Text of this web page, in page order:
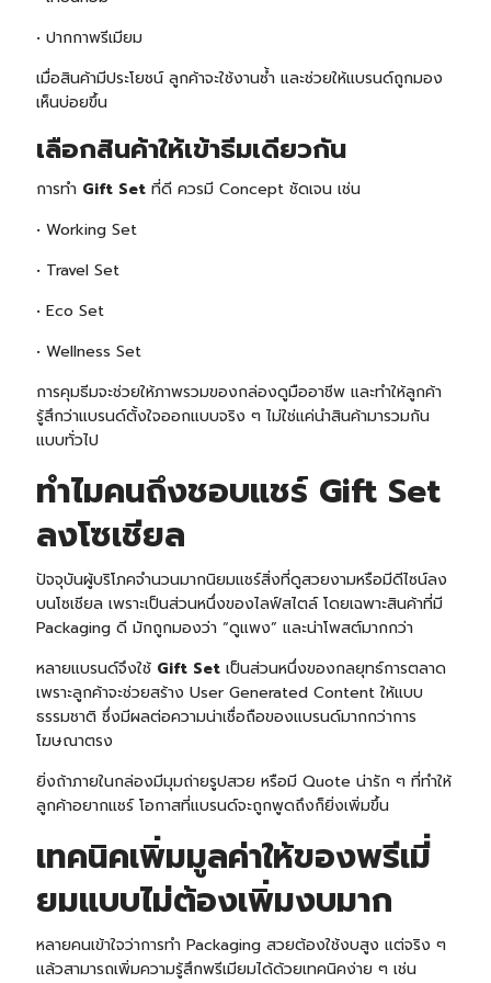
• ปากกาพรีเมียม
เมื่อสินค้ามีประโยชน์ ลูกค้าจะใช้งานซ้ำ และช่วยให้แบรนด์ถูกมอง
เห็นบ่อยขึ้น
เลือกสินค้าให้เข้าธีมเดียวกัน
การทำ Gift Setที่ดี ควรมี Concept ชัดเจน เช่น
• Working Set
• Travel Set
• Eco Set
• Wellness Set
การคุมธีมจะช่วยให้ภาพรวมของกล่องดูมืออาชีพ และทำให้ลูกค้า
รู้สึกว่าแบรนด์ตั้งใจออกแบบจริง ๆ ไม่ใช่แค่นำสินค้ามารวมกัน
แบบทั่วไป
ทำไมคนถึงชอบแชร์ Gift Set
ลงโซเชียล
ปัจจุบันผู้บริโภคจำนวนมากนิยมแชร์สิ่งที่ดูสวยงามหรือมีดีไซน์ลง
บนโซเชียล เพราะเป็นส่วนหนึ่งของไลฟ์สไตล์ โดยเฉพาะสินค้าที่มี
Packaging ดี มักถูกมองว่า “ดูแพง” และน่าโพสต์มากกว่า
หลายแบรนด์จึงใช้ Gift Setเป็นส่วนหนึ่งของกลยุทธ์การตลาด
เพราะลูกค้าจะช่วยสร้าง User Generated Content ให้แบบ
ธรรมชาติ ซึ่งมีผลต่อความน่าเชื่อถือของแบรนด์มากกว่าการ
โฆษณาตรง
ยิ่งถ้าภายในกล่องมีมุมถ่ายรูปสวย หรือมี Quote น่ารัก ๆ ที่ทำให้
ลูกค้าอยากแชร์ โอกาสที่แบรนด์จะถูกพูดถึงก็ยิ่งเพิ่มขึ้น
เทคนิคเพิ่มมูลค่าให้ของพรีเมี่
ยมแบบไม่ต้องเพิ่มงบมาก
หลายคนเข้าใจว่าการทำ Packaging สวยต้องใช้งบสูง แต่จริง ๆ
แล้วสามารถเพิ่มความรู้สึกพรีเมียมได้ด้วยเทคนิคง่าย ๆ เช่น